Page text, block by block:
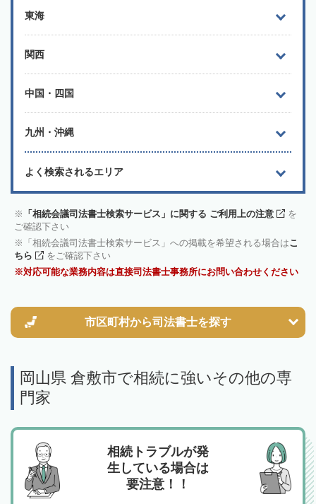
東海
関西
中国・四国
九州・沖縄
よく検索されるエリア
「相続会議司法書士検索サービス」に関する ご利用上の注意
を
ご確認下さい
「相続会議司法書士検索サービス」への掲載を希望される場合はこ
ちら
をご確認下さい
対応可能な業務内容は直接司法書士事務所にお問い合わせください
市区町村から司法書士を探す
岡山県 倉敷市で相続に強いその他の専
門家
相続トラブルが発
生している場合は
要注意！！